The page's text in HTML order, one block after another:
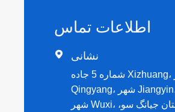
اطلاعات تماس
 نشانی
شماره 5 جاده Xizhuang، شهر
Qingyang، شهر Jiangyin،
شهر Wuxi، استان جیانگ سو،